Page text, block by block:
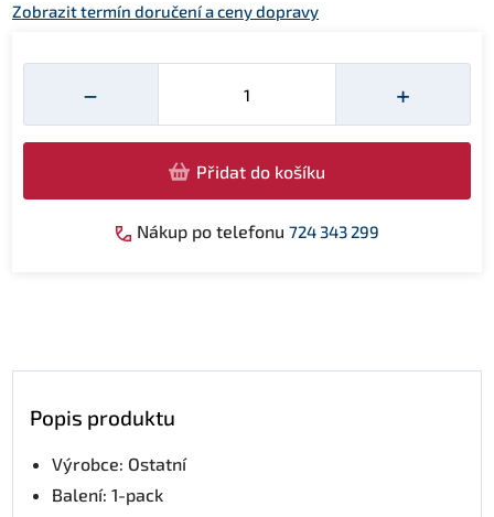
Zobrazit termín doručení a ceny dopravy
−
Množství
+
Přidat do košíku
Nákup po telefonu 724 343 299
Popis produktu
Výrobce: Ostatní
Balení: 1-pack